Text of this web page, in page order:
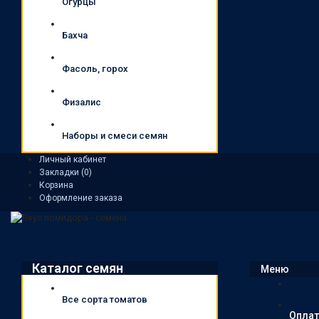
Бахча
Фасоль, горох
Физалис
Наборы и смеси семян
Личный кабинет
Закладки (0)
Корзина
Оформление заказа
Каталог семян
Все сорта томатов
Меню